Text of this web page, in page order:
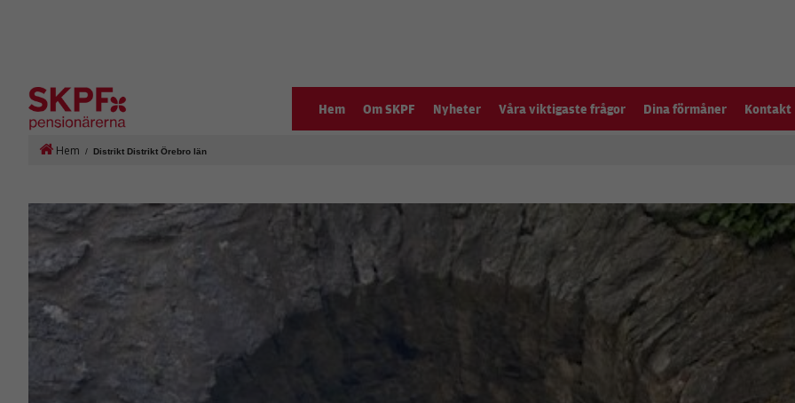
Hem Om SKPF Nyheter Våra viktigaste frågor Dina förmåner Kontakt
Hem / Distrikt Distrikt Örebro län